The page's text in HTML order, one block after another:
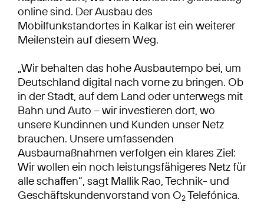
online sind. Der Ausbau des
Mobilfunkstandortes in Kalkar ist ein weiterer
Meilenstein auf diesem Weg.
„Wir behalten das hohe Ausbautempo bei, um
Deutschland digital nach vorne zu bringen. Ob
in der Stadt, auf dem Land oder unterwegs mit
Bahn und Auto – wir investieren dort, wo
unsere Kundinnen und Kunden unser Netz
brauchen. Unsere umfassenden
Ausbaumaßnahmen verfolgen ein klares Ziel:
Wir wollen ein noch leistungsfähigeres Netz für
alle schaffen“, sagt Mallik Rao, Technik- und
Geschäftskundenvorstand von O2Telefónica.